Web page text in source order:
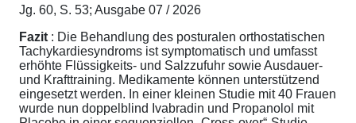
Jg. 60, S. 53; Ausgabe 07 / 2026
Fazit : Die Behandlung des posturalen orthostatischen
Tachykardiesyndroms ist symptomatisch und umfasst
erhöhte Flüssigkeits- und Salzzufuhr sowie Ausdauer-
und Krafttraining. Medikamente können unterstützend
eingesetzt werden. In einer kleinen Studie mit 40 Frauen
wurde nun doppelblind Ivabradin und Propanolol mit